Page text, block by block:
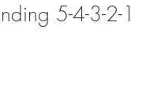
5-4-3-2-1